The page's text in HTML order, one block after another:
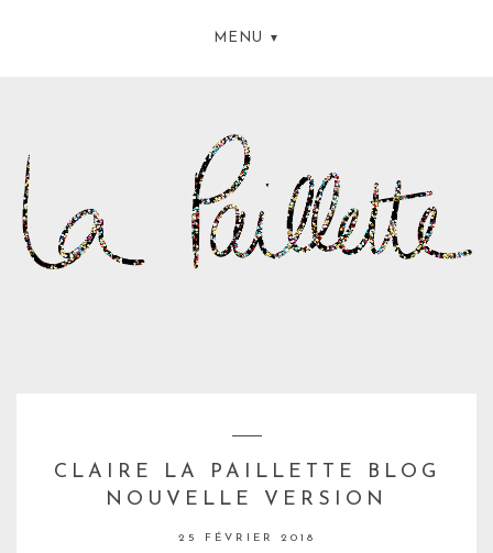
MENU
CLAIRE LA PAILLETTE BLOG
NOUVELLE VERSION
25 FÉVRIER 2018